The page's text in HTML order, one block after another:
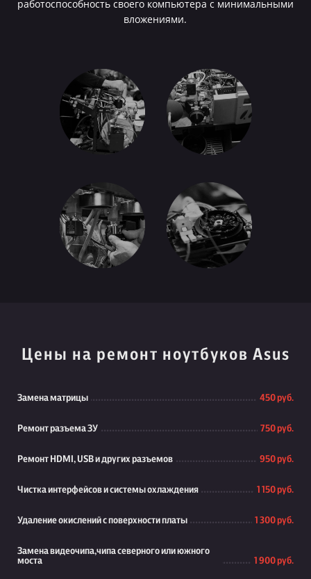
работоспособность своего компьютера с минимальными
вложениями.
Цены на ремонт ноутбуков Asus
Замена матрицы 450 руб.
Ремонт разъема ЗУ 750 руб.
Ремонт HDMI, USB и других разъемов 950 руб.
Чистка интерфейсов и системы охлаждения 1 150 руб.
Удаление окислений с поверхности платы 1 300 руб.
Замена видеочипа,чипа северного или южного
моста
1 900 руб.